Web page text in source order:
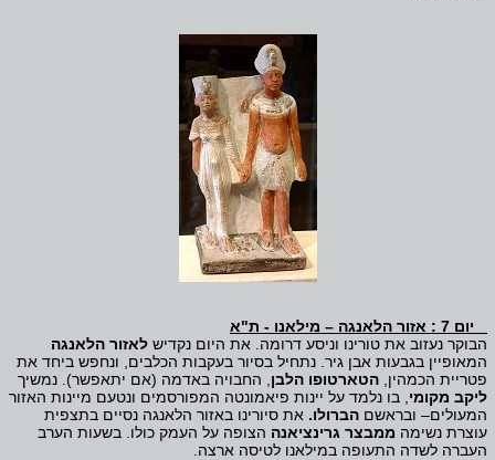
יום 7 : אזור הלאנגה – מילאנו - ת"א
הבוקר נעזוב את טורינו וניסע דרומה. את היום נקדיש לאזור הלאנגה
המאופיין בגבעות אבן גיר. נתחיל בסיור בעקבות הכלבים, ונחפש ביחד את
פטריית הכמהין, הטארטופו הלבן , החבויה באדמה (אם יתאפשר). נמשיך
ליקב מקומי , בו נלמד על יינות פיאמונטה המפורסמים ונטעם מיינות האזור
המעולים– ובראשם הברולו. את סיורינו באזור הלאנגה נסיים בתצפית
עוצרת נשימה ממבצר גרינציאנה הצופה על העמק כולו. בשעות הערב
העברה לשדה התעופה במילאנו לטיסה ארצה.